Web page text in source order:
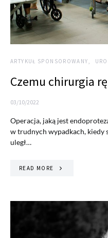
ARTYKUŁ SPONSOROWANY
Czemu chirurgia
03/10/2022
Operacja, jaką jest
w trudnych wypadkach, kiedy
uległ…
READ MORE